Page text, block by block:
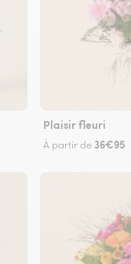
Plaisir fleuri
À partir de 36€95